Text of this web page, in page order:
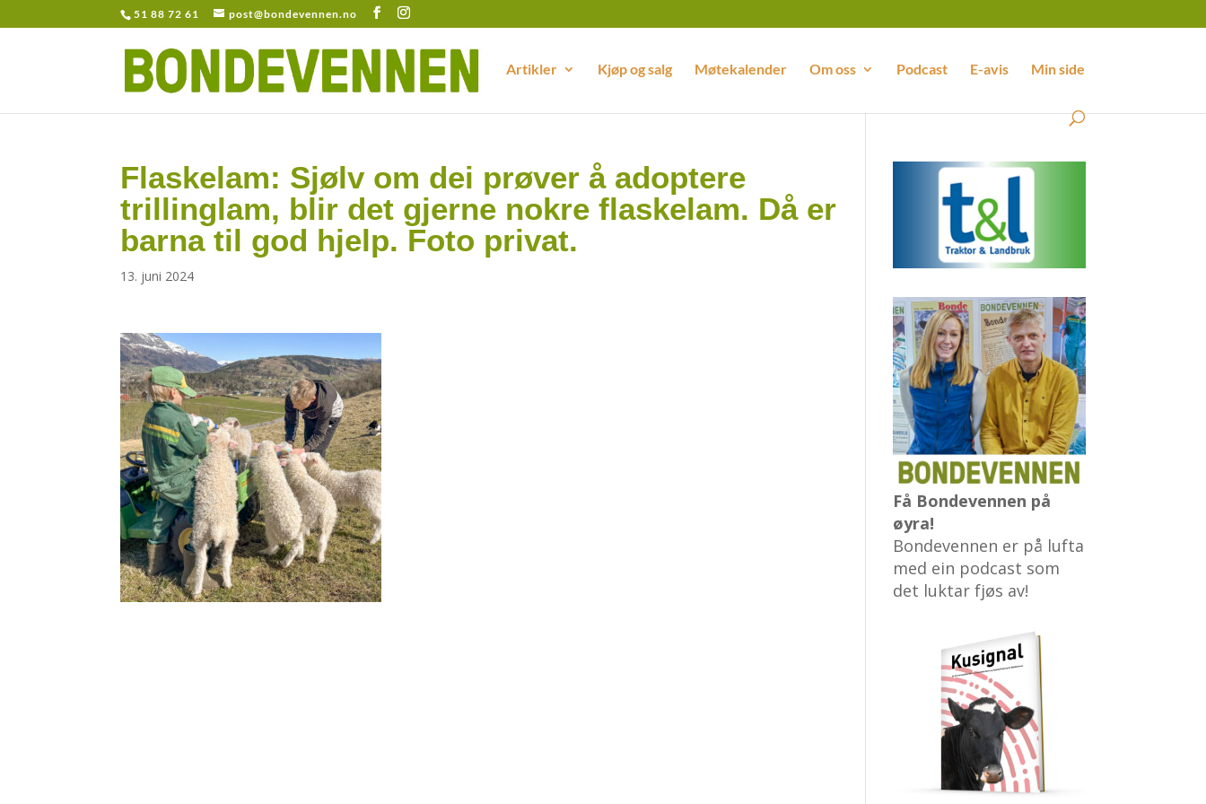
51 88 72 61 post@bondevennen.no
Artikler Kjøp og salg Møtekalender Om oss Podcast E-avis Min side
Flaskelam: Sjølv om dei prøver å adoptere
trillinglam, blir det gjerne nokre flaskelam. Då er
barna til god hjelp. Foto privat.
13. juni 2024
Få Bondevennen på
øyra!
Bondevennen er på lufta
med ein podcast som
det luktar fjøs av!